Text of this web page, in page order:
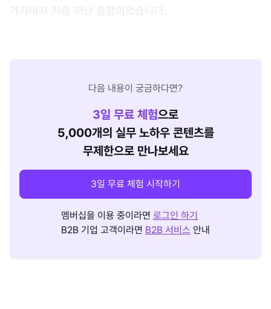
가자마자 처음 떠난 출장이었습니다.
다음 내용이 궁금하다면?
3일 무료 체험으로
5,000개의 실무 노하우 콘텐츠를
무제한으로 만나보세요
3일 무료 체험 시작하기
멤버십을 이용 중이라면 로그인 하기
B2B 기업 고객이라면 B2B 서비스 안내